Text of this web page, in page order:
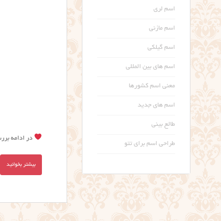
در ادامه
بیشتر بخوانید
اسم لری
اسم مازنی
اسم گیلکی
اسم های بین المللی
معنی اسم کشورها
اسم های جدید
طالع بینی
طراحی اسم برای تتو